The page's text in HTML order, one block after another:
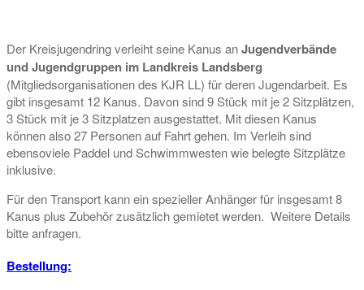
Der Kreisjugendring verleiht seine Kanus anJugendverbände
und Jugendgruppen im Landkreis Landsberg
(Mitgliedsorganisationen des KJR LL) für deren Jugendarbeit. Es
gibt insgesamt 12 Kanus. Davon sind 9 Stück mit je 2 Sitzplätzen,
3 Stück mit je 3 Sitzplatzen ausgestattet. Mit diesen Kanus
können also 27 Personen auf Fahrt gehen. Im Verleih sind
ebensoviele Paddel und Schwimmwesten wie belegte Sitzplätze
inklusive.
Für den Transport kann ein spezieller Anhänger für insgesamt 8
Kanus plus Zubehör zusätzlich gemietet werden. Weitere Details
bitte anfragen.
Bestellung: